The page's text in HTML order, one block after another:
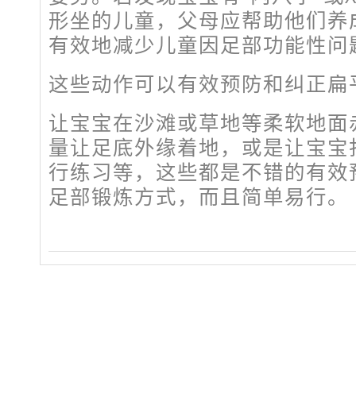
形坐的儿童，父母应帮助他们
有效地减少儿童因足部功能性
这些动作可以有效预防和纠正扁
让宝宝在沙滩或草地等柔软地
量让足底外缘着地，或是让宝
行练习等，这些都是不错的有
足部锻炼方式，而且简单易行。